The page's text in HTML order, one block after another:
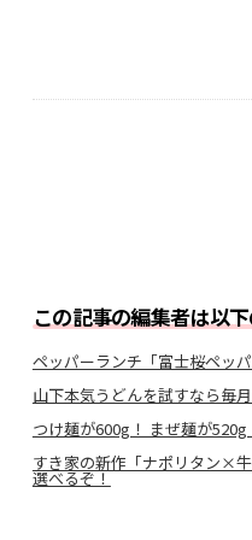
この記事の編集者は以
ペッパーランチ「富士桜ペッ
山下本気うどんを試すなら毎
つけ麺が600g！ まぜ麺が
すき家の新作「ナポリタン×
選べるぞ！